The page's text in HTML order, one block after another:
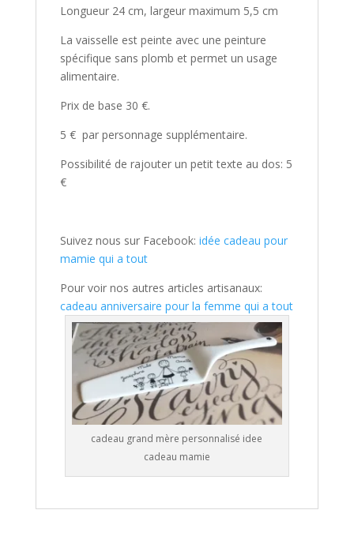
Longueur 24 cm, largeur maximum 5,5 cm
La vaisselle est peinte avec une peinture
spécifique sans plomb et permet un usage
alimentaire.
Prix de base 30 €.
5 € par personnage supplémentaire.
Possibilité de rajouter un petit texte au dos: 5
€
Suivez nous sur Facebook: idée cadeau pour
mamie qui a tout
Pour voir nos autres articles artisanaux:
cadeau anniversaire pour la femme qui a tout
cadeau grand mère personnalisé idee
cadeau mamie